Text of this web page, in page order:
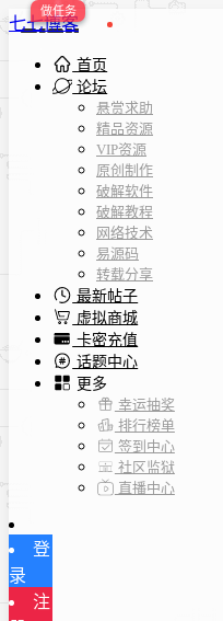
七七博客
首页
论坛
悬赏求助
精品资源
VIP资源
原创制作
破解软件
破解教程
网络技术
易源码
转载分享
最新帖子
虚拟商城
卡密充值
话题中心
更多
幸运抽奖
排行榜单
签到中心
社区监狱
直播中心
登
录
注